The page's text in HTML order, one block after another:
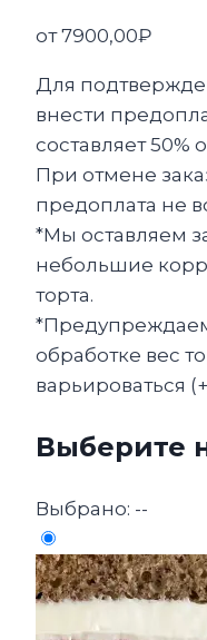
от7900,00₽
Для
внести
составляет 50%
При отмене
предоплата не
*Мы оставляем
небольшие
торта.
обработке вес
варьироваться
Выберите
Выбрано: --